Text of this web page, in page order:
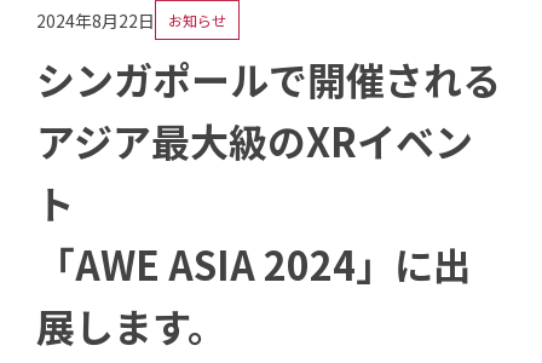
2024年8月22日 お知らせ
シンガポールで開催される
アジア最大級のXRイベン
ト
「AWE ASIA 2024」に出
展します。